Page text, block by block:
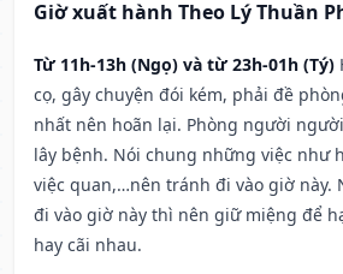
Giờ xuất hành Theo Lý Thuần
Từ 11h-13h (Ngọ) và từ 23h-01h (Tý)
cọ, gây chuyện đói kém, phải đề
nhất nên hoãn lại. Phòng người
lây bệnh. Nói chung những việc như
việc quan,…nên tránh đi vào giờ này.
đi vào giờ này thì nên giữ miệng để
hay cãi nhau.